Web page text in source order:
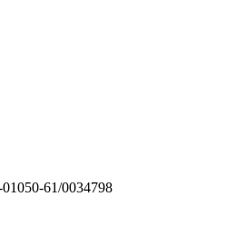
61/0034798